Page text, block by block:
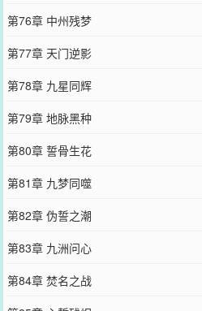
第76章 中州残梦
第77章 天门逆影
第78章 九星同辉
第79章 地脉黑种
第80章 誓骨生花
第81章 九梦同噬
第82章 伪誓之潮
第83章 九洲问心
第84章 焚名之战